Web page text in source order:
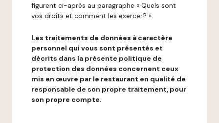
figurent ci-après au paragraphe « Quels sont
vos droits et comment les exercer? ».
Les traitements de données à caractère
personnel qui vous sont présentés et
décrits dans la présente politique de
protection des données concernent ceux
mis en œuvre par le restaurant en qualité de
responsable de son propre traitement, pour
son propre compte.